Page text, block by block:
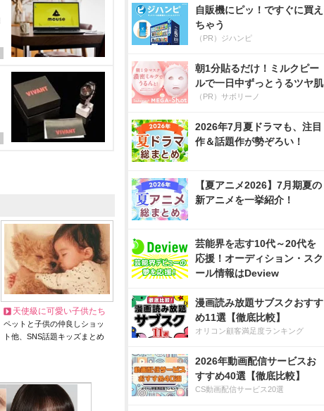
天使級に可愛い子供たち
ペットと子供の仲良しショッ
ト他、SNS話題キッズまとめ
自販機にピッ！ですぐに買え
ちゃう
（PR）ジハンピ
朝1分貼るだけ！ミルクピー
ルで一日中ずっとうるツヤ肌
（PR）サボリーノ
2026年7月夏ドラマも、注目
作＆話題作が勢ぞろい！
【夏アニメ2026】7月期夏の
新アニメを一挙紹介！
芸能界を志す10代～20代を
応援！オーディション・スク
ール情報はDeview
漫画読み放題サブスクおすす
め11選【徹底比較】
オリコン顧客満足度ランキング
2026年動画配信サービスお
すすめ40選【徹底比較】
CS動画配信サービス20選